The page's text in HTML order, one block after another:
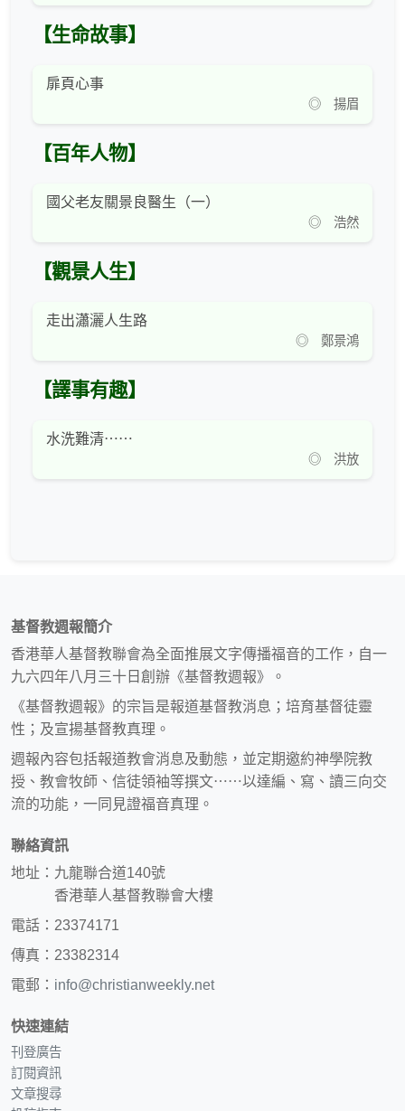
【生命故事】
扉頁心事
◎ 揚眉
【百年人物】
國父老友關景良醫生（一）
◎ 浩然
【觀景人生】
走出瀟灑人生路
◎ 鄭景鴻
【譯事有趣】
水洗難清⋯⋯
◎ 洪放
基督教週報簡介
香港華人基督教聯會為全面推展文字傳播福音的工作，自一
九六四年八月三十日創辦《基督教週報》。
《基督教週報》的宗旨是報道基督教消息；培育基督徒靈
性；及宣揚基督教真理。
週報內容包括報道教會消息及動態，並定期邀約神學院教
授、教會牧師、信徒領袖等撰文⋯⋯以達編、寫、讀三向交
流的功能，一同見證福音真理。
聯絡資訊
地址：九龍聯合道140號
香港華人基督教聯會大樓
電話：23374171
傳真：23382314
電郵： info@christianweekly.net
快速連結
刊登廣告
訂閱資訊
文章搜尋